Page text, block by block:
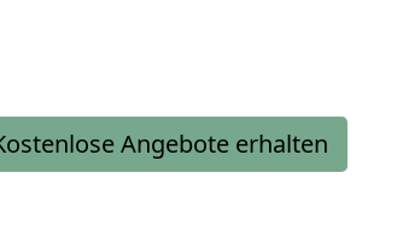
Angebote erhalten